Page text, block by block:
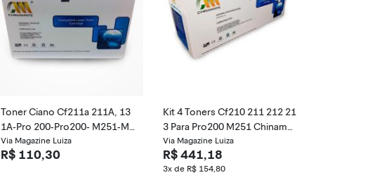
Toner Ciano Cf211a 211A, 13
1A-Pro 200-Pro200- M251-M2
76 Chinamate
Via Magazine Luiza
R$ 110,30
Kit 4 Toners Cf210 211 212 21
3 Para Pro200 M251 Chinamat
e
Via Magazine Luiza
R$ 441,18
3x de R$ 154,80